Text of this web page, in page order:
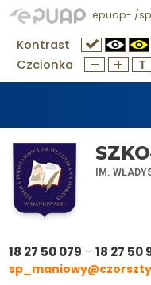
epuap- /
Kontrast
Czcionka
IM.
18 27 50 079 -18 27 50